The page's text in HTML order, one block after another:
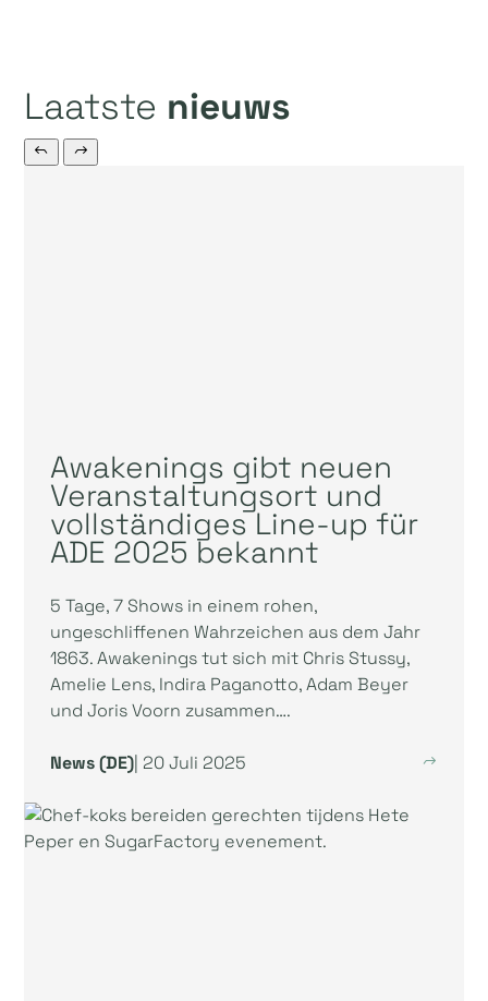
Laatste nieuws
Awakenings gibt neuen
Veranstaltungsort und
vollständiges Line-up für
ADE 2025 bekannt
5 Tage, 7 Shows in einem rohen,
ungeschliffenen Wahrzeichen aus dem Jahr
1863. Awakenings tut sich mit Chris Stussy,
Amelie Lens, Indira Paganotto, Adam Beyer
und Joris Voorn zusammen….
News (DE) | 20 Juli 2025